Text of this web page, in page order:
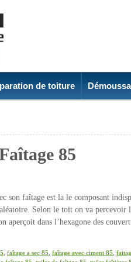
de toiture
85
son faîtage est la le composant
Selon le toit on va percevoir
aperçoit dans l’hexagone des
faîtage a sec 85 faîtage avec ciment 85